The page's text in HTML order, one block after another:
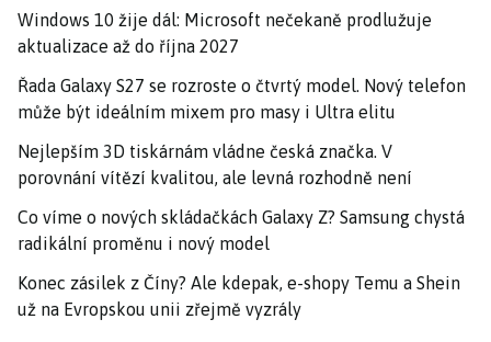
Windows 10 žije dál: Microsoft nečekaně prodlužuje
aktualizace až do října 2027
Řada Galaxy S27 se rozroste o čtvrtý model. Nový telefon
může být ideálním mixem pro masy i Ultra elitu
Nejlepším 3D tiskárnám vládne česká značka. V
porovnání vítězí kvalitou, ale levná rozhodně není
Co víme o nových skládačkách Galaxy Z? Samsung chystá
radikální proměnu i nový model
Konec zásilek z Číny? Ale kdepak, e-shopy Temu a Shein
už na Evropskou unii zřejmě vyzrály